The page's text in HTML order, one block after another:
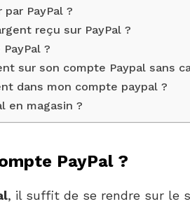
PayPal ?
reçu sur PayPal ?
?
sur son compte Paypal sans
dans mon compte paypal ?
en magasin ?
PayPal ?
, il suffit de se rendre sur le